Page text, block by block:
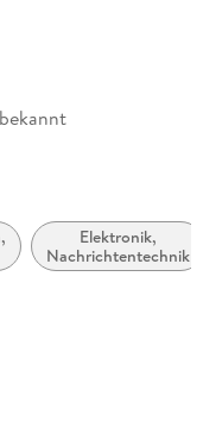
Elektronik,
Nachrichtentechnik